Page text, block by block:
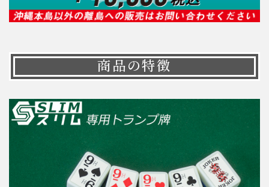
商品の特徴